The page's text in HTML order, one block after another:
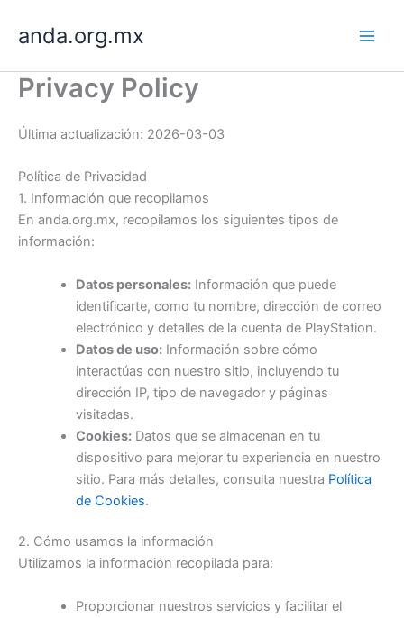
anda.org.mx
Privacy Policy
Última actualización: 2026-03-03
Política de Privacidad
1. Información que recopilamos
En anda.org.mx, recopilamos los siguientes tipos de
información:
Datos personales:Información que puede
identificarte, como tu nombre, dirección de correo
electrónico y detalles de la cuenta de PlayStation.
Datos de uso:Información sobre cómo
interactúas con nuestro sitio, incluyendo tu
dirección IP, tipo de navegador y páginas
visitadas.
Cookies:Datos que se almacenan en tu
dispositivo para mejorar tu experiencia en nuestro
sitio. Para más detalles, consulta nuestra Política
de Cookies.
2. Cómo usamos la información
Utilizamos la información recopilada para:
Proporcionar nuestros servicios y facilitar el